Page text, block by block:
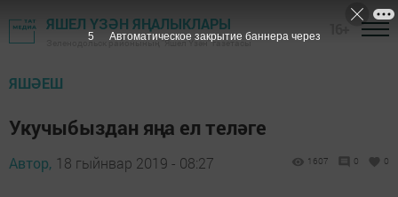
ЯШЕЛ ҮЗӘН ЯҢАЛЫКЛАРЫ
Зеленодольск районының "Яшел Үзән" газетасы
ЯШӘЕШ
Укучыбыздан яңа ел теләге
Автор, 18 гыйнвар 2019 - 08:27 1607 0 0
5 Автоматическое закрытие баннера через